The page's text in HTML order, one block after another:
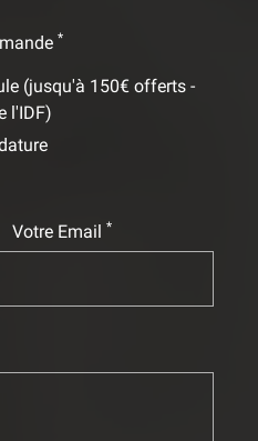
*
(jusqu'à 150€ offerts -
l'IDF)
Votre Email*